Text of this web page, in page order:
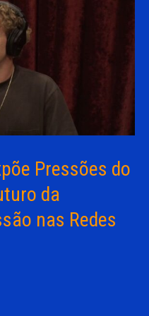
Pressões do
da
nas Redes